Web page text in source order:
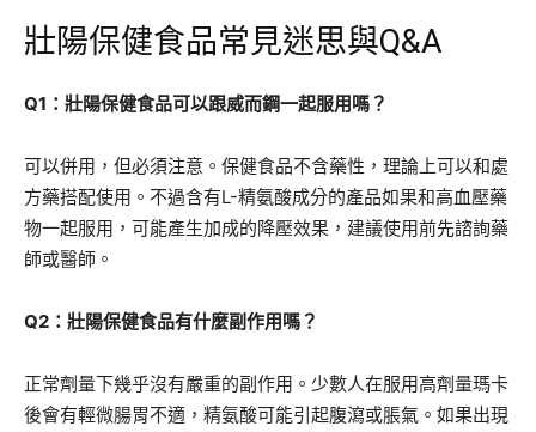
壯陽保健食品常見迷思與Q&A
Q1：壯陽保健食品可以跟威而鋼一起服用嗎？
可以併用，但必須注意。保健食品不含藥性，理論上可以和處
方藥搭配使用。不過含有L-精氨酸成分的產品如果和高血壓藥
物一起服用，可能產生加成的降壓效果，建議使用前先諮詢藥
師或醫師。
Q2：壯陽保健食品有什麼副作用嗎？
正常劑量下幾乎沒有嚴重的副作用。少數人在服用高劑量瑪卡
後會有輕微腸胃不適，精氨酸可能引起腹瀉或脹氣。如果出現